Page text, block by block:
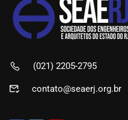
(021) 2205-2795
contato@seaerj.org.br